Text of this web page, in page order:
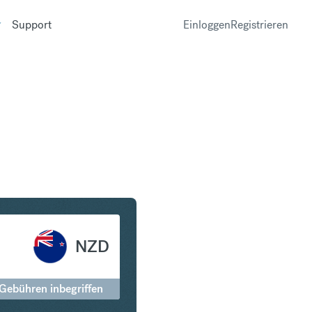
Support EinloggenRegistrieren
NZD
inbegriffen